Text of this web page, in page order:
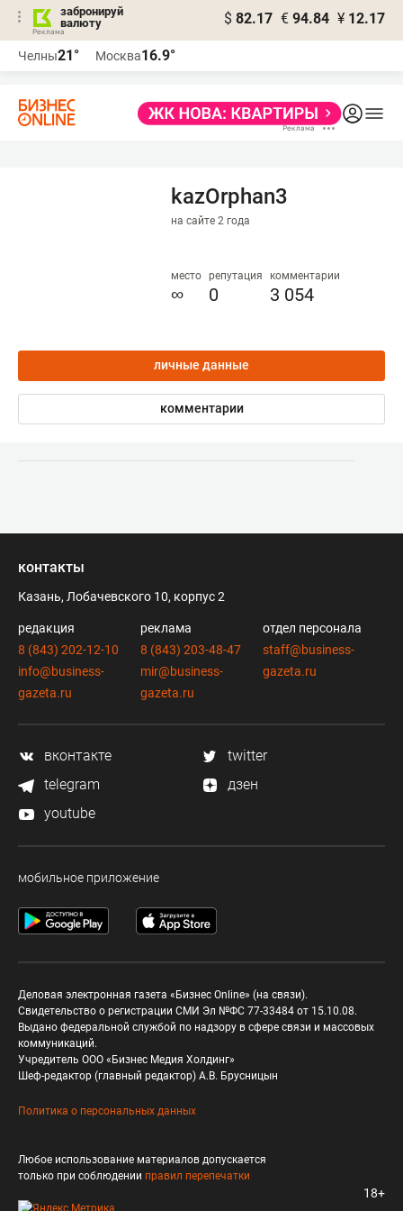
забронируй
валюту
$ 82.17 € 94.84 ¥ 12.17
Челны21° Москва16.9°
kazOrphan3
на сайте 2 года
место
∞
репутация
0
комментарии
3 054
личные данные
комментарии
контакты
Казань, Лобачевского 10, корпус 2
редакция
8 (843) 202-12-10
info@business-
gazeta.ru
реклама
8 (843) 203-48-47
mir@business-
gazeta.ru
отдел персонала
staff@business-
gazeta.ru
вконтакте
twitter
telegram
дзен
youtube
мобильное приложение
Деловая электронная газета «Бизнес Online» (на связи).
Свидетельство о регистрации СМИ Эл №ФС 77-33484 от 15.10.08.
Выдано федеральной службой по надзору в сфере связи и массовых
коммуникаций.
Учредитель ООО «Бизнес Медия Холдинг»
Шеф-редактор (главный редактор) А.В. Брусницын
Политика о персональных данных
Любое использование материалов допускается
только при соблюдении правил перепечатки
18+